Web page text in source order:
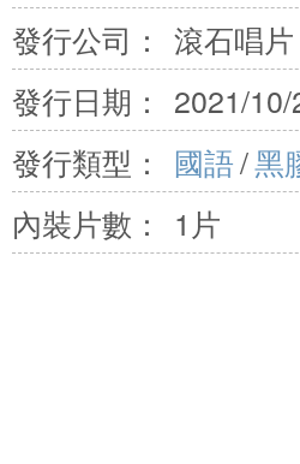
發行公司： 滾石唱
發行日期：
2021/10/
發行類型：
國語/黑
內裝片數：
1片